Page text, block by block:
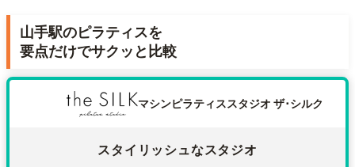
山手駅のピラティスを
要点だけでサクッと比較
マシンピラティススタジオ ザ･シルク
スタイリッシュなスタジオ